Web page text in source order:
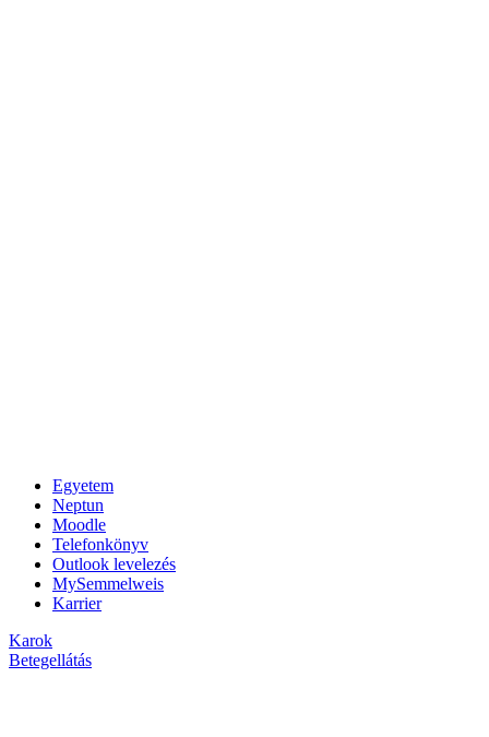
Egyetem
Neptun
Moodle
Telefonkönyv
Outlook levelezés
MySemmelweis
Karrier
Karok
Betegellátás